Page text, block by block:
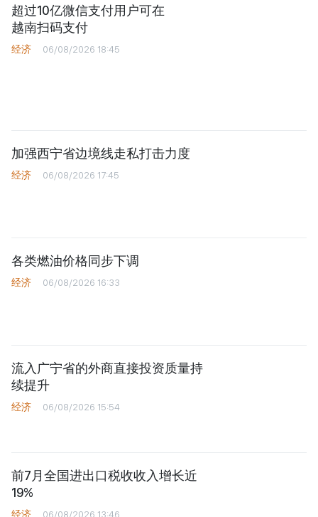
超过10亿微信支付用户可在
越南扫码支付
经济 06/08/2026 18:45
加强西宁省边境线走私打击力度
经济 06/08/2026 17:45
各类燃油价格同步下调
经济 06/08/2026 16:33
流入广宁省的外商直接投资质量持
续提升
经济 06/08/2026 15:54
前7月全国进出口税收收入增长近
19%
经济 06/08/2026 13:46